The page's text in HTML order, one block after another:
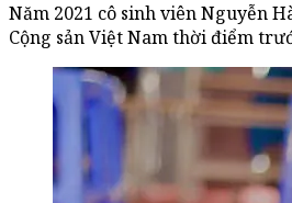
Năm 2021 cô sinh viên Nguyễn
Cộng sản Việt Nam thời điểm